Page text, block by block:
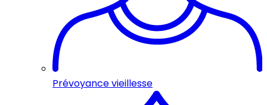
Prévoyance vieillesse